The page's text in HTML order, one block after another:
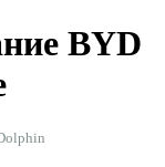
BYD